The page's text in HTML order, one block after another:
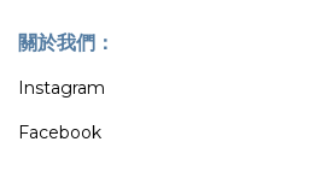
關於我們：
Instagram
Facebook